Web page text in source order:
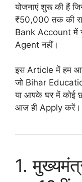
योजनाएं शुरू की हैं
₹50,000 तक की
Bank Account में
Agent नहीं।
इस Article में हम
जो Bihar
या आपके घर में कोई
आज ही Apply करें।
1.